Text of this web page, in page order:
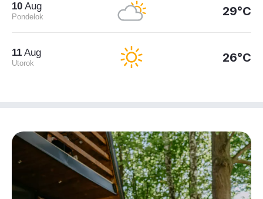
10 Aug
Pondelok 29°C
11 Aug
Utorok 26°C